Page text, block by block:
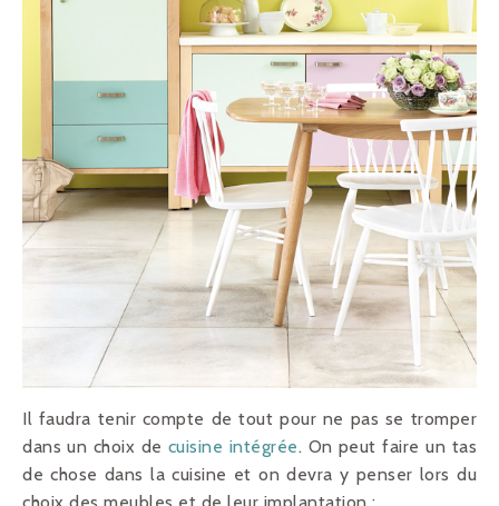
Il faudra tenir compte de tout pour ne pas se tromper
dans un choix de cuisine intégrée. On peut faire un tas
de chose dans la cuisine et on devra y penser lors du